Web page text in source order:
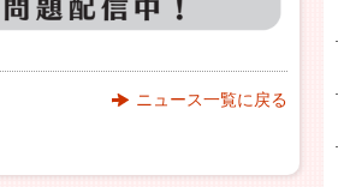
ニュース一覧に戻る